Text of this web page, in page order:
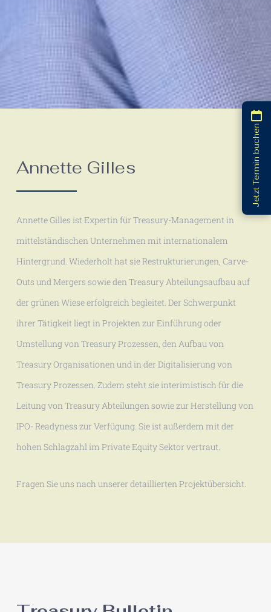
Annette Gilles
Annette Gilles ist Expertin für Treasury-Management in
mittelständischen Unternehmen mit internationalem
Hintergrund. Wiederholt hat sie Restrukturierungen, Carve-
Outs und Mergers sowie den Treasury Abteilungsaufbau auf
der grünen Wiese erfolgreich begleitet. Der Schwerpunkt
ihrer Tätigkeit liegt in Projekten zur Einführung oder
Umstellung von Treasury Prozessen, den Aufbau von
Treasury Organisationen und in der Digitalisierung von
Treasury Prozessen. Zudem steht sie interimistisch für die
Leitung von Treasury Abteilungen sowie zur Herstellung von
IPO- Readyness zur Verfügung. Sie ist außerdem mit der
hohen Schlagzahl im Private Equity Sektor vertraut.
Fragen Sie uns nach unserer detaillierten Projektübersicht.
Jetzt Termin buchen